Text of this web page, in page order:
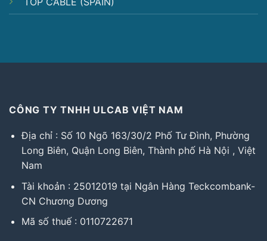
CÔNG TY TNHH ULCAB VIỆT NAM
Địa chỉ : Số 10 Ngõ 163/30/2 Phố Tư Đình, Phường
Long Biên, Quận Long Biên, Thành phố Hà Nội , Việt
Nam
Tài khoản : 25012019 tại Ngân Hàng Teckcombank-
CN Chương Dương
Mã số thuế : 0110722671